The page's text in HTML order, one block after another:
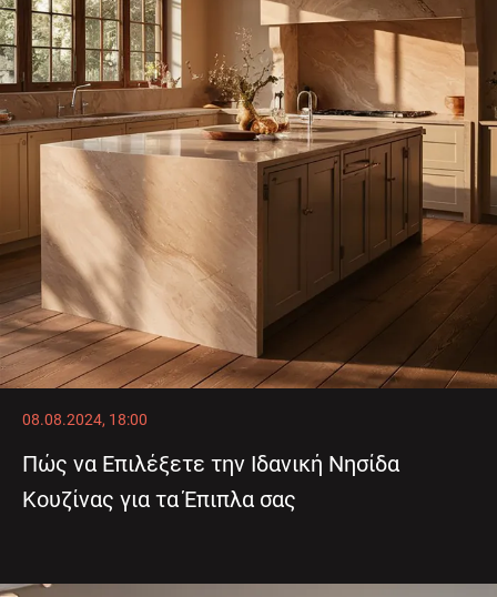
08.08.2024, 18:00
Πώς να Επιλέξετε την Ιδανική Νησίδα
Κουζίνας για τα Έπιπλα σας